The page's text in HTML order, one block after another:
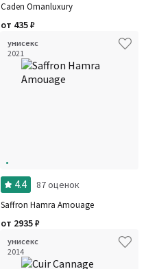
Caden Omanluxury
от 435₽
унисекс
2021
4.4 87 оценок
Saffron Hamra Amouage
от 2935₽
унисекс
2014